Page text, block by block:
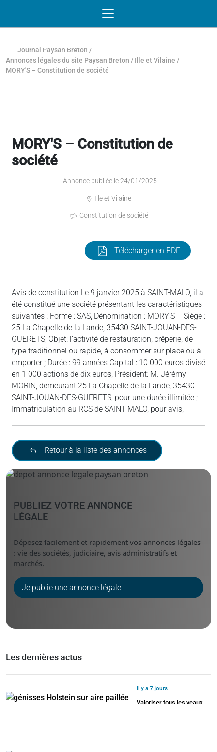
Journal Paysan Breton /
Annonces légales du site Paysan Breton / Ille et Vilaine /
MORY'S – Constitution de société
MORY'S – Constitution de
société
Annonce publiée le 24/01/2025
Ille et Vilaine
Constitution de société
Télécharger en PDF
Avis de constitution Le 9 janvier 2025 à SAINT-MALO, il a
été constitué une société présentant les caractéristiques
suivantes : Forme : SAS, Dénomination : MORY’S – Siège :
25 La Chapelle de la Lande, 35430 SAINT-JOUAN-DES-
GUERETS, Objet: l’activité de restauration, crêperie, de
type traditionnel ou rapide, à consommer sur place ou à
emporter ; Durée : 99 années Capital : 10 000 euros divisé
en 1 000 actions de dix euros, Président: M. Jérémy
MORIN, demeurant 25 La Chapelle de la Lande, 35430
SAINT-JOUAN-DES-GUERETS, pour une durée illimitée ;
Immatriculation au RCS de SAINT-MALO, pour avis,
Retour à la liste des annonces
PUBLIEZ VOTRE ANNONCE
LÉGALE
Déposez facilement et rapidement vos annonces légales
: vie des sociétés, judiciaire, avis administratifs et
marchés.
Je publie une annonce légale
Les dernières actus
Il y a 7 jours
Valoriser tous les veaux